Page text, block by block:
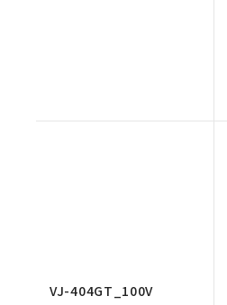
VJ-404GT_100V